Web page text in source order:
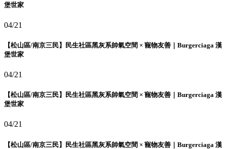
堡世家
04/21
【松山區/南京三民】民生社區黑灰系帥氣空間 × 寵物友善｜Burgerciaga 漢
堡世家
04/21
【松山區/南京三民】民生社區黑灰系帥氣空間 × 寵物友善｜Burgerciaga 漢
堡世家
04/21
【松山區/南京三民】民生社區黑灰系帥氣空間 × 寵物友善｜Burgerciaga 漢